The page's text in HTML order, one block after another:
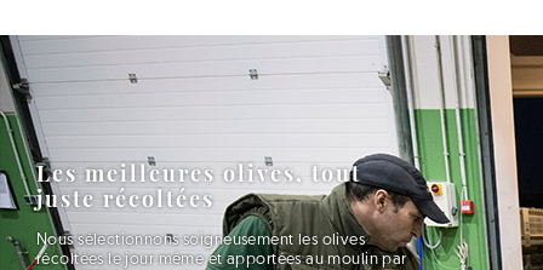
Les meilleures olives, tout
juste récoltées
Nous sélectionnons soigneusement les olives
récoltées le jour même et apportées au moulin par